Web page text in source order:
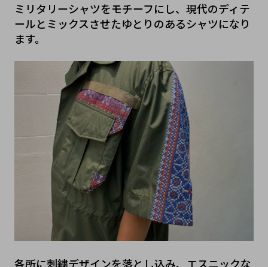
ミリタリーシャツをモチーフにし、現代のディテ
ールとミックスさせたゆとりのあるシャツになり
ます。
各所に刺繍デザインを落とし込み、エスニックな